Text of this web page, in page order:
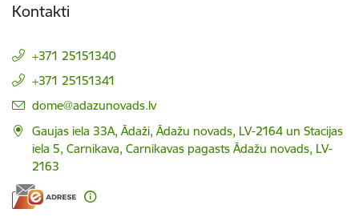
Kontakti
+371 25151340
+371 25151341
E-pasts:
dome@adazunovads.lv
Gaujas iela 33A, Ādaži, Ādažu novads, LV-2164 un Stacijas
iela 5, Carnikava, Carnikavas pagasts Ādažu novads, LV-
2163